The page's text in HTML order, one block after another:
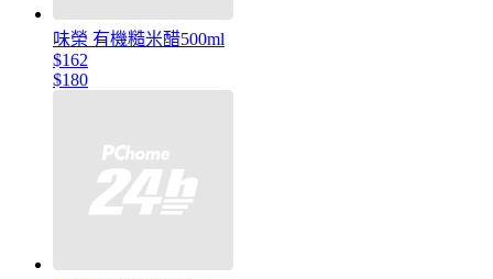
味榮 有機糙米醋500ml
$162
$180